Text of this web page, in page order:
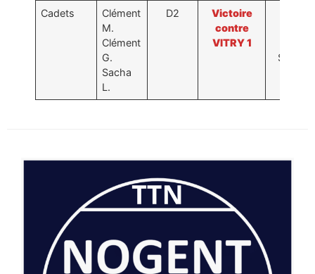
Cadets
Clément
M.
Clément
G.
Sacha
L.
D2
Victoire
contre
VITRY 1
ST